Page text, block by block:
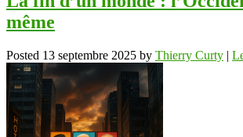
même
Posted 13 septembre 2025 by Thierry Curty |